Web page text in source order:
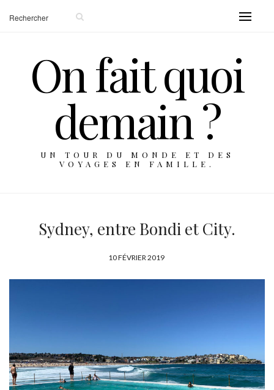
On fait quoi
demain ?
UN TOUR DU MONDE ET DES
VOYAGES EN FAMILLE.
Sydney, entre Bondi et City.
P
E
10 FÉVRIER 2019